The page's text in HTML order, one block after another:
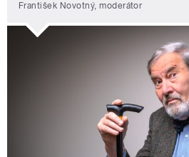
František Novotný, moderátor